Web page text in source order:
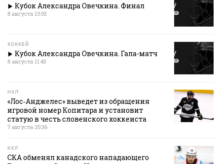
Кубок Александра Овечкина. Финал
8 августа 13:05
ХОККЕЙ
Кубок Александра Овечкина. Гала-матч
8 августа 11:45
НХЛ
«Лос‑Анджелес» выведет из обращения
игровой номер Копитара и установит
статую в честь словенского хоккеиста
7 августа 20:36
КХЛ
СКА обменял канадского нападающего